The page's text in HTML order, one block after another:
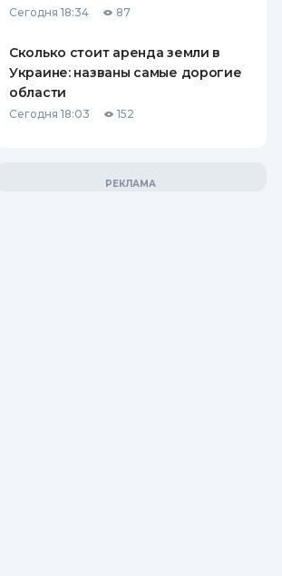
Сегодня 18:34 87
Сколько стоит аренда земли в
Украине: названы самые дорогие
области
Сегодня 18:03 152